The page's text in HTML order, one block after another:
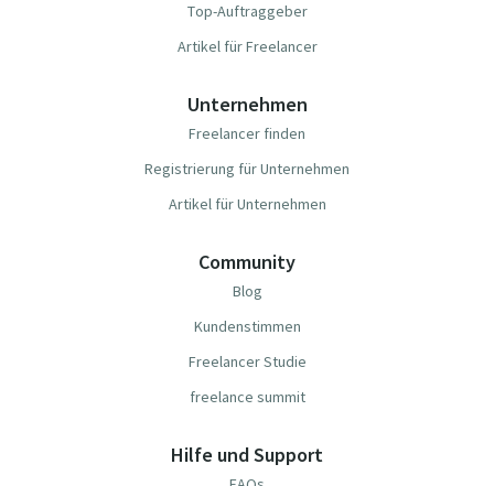
Top-Auftraggeber
Artikel für Freelancer
Unternehmen
Freelancer finden
Registrierung für Unternehmen
Artikel für Unternehmen
Community
Blog
Kundenstimmen
Freelancer Studie
freelance summit
Hilfe und Support